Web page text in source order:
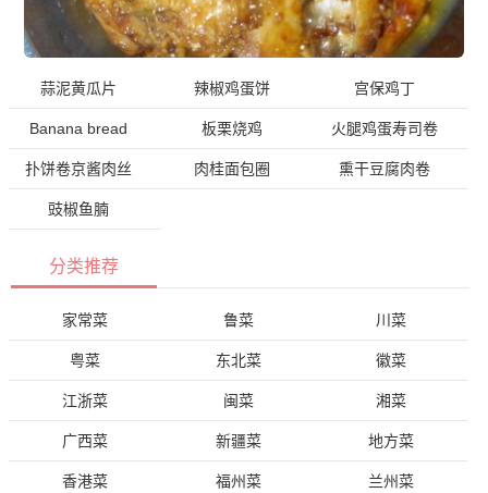
蒜泥黄瓜片 辣椒鸡蛋饼 宫保鸡丁
Banana bread 板栗烧鸡 火腿鸡蛋寿司卷
扑饼卷京酱肉丝 肉桂面包圈 熏干豆腐肉卷
豉椒鱼腩
分类推荐
家常菜 鲁菜 川菜
粤菜 东北菜 徽菜
江浙菜 闽菜 湘菜
广西菜 新疆菜 地方菜
香港菜 福州菜 兰州菜